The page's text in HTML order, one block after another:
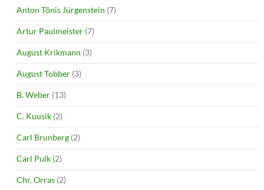
Anton Tõnis Jürgenstein (7)
Artur Paulmeister (7)
August Krikmann (3)
August Tobber (3)
B. Weber (13)
C. Kuusik (2)
Carl Brunberg (2)
Carl Pulk (2)
Chr. Orras (2)